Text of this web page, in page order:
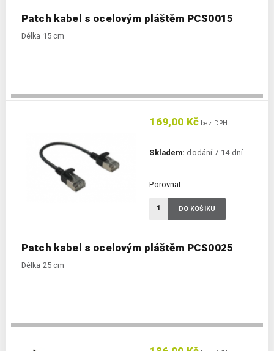
Patch kabel s ocelovým pláštěm PCS0015
Délka 15 cm
Patch kabel s ocelovým pláštěm PCS0025
Délka 25 cm
169,00 Kč bez DPH
Skladem: dodání 7-14 dní
Porovnat
DO KOŠÍKU